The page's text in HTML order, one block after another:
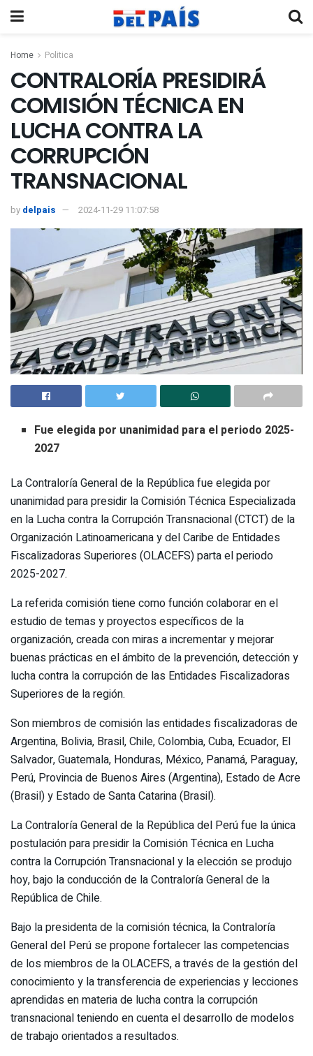
Home Politica
CONTRALORÍA PRESIDIRÁ
COMISIÓN TÉCNICA EN
LUCHA CONTRA LA
CORRUPCIÓN
TRANSNACIONAL
by delpais 2024-11-29 11:07:58
Fue elegida por unanimidad para el periodo 2025-
2027
La Contraloría General de la República fue elegida por
unanimidad para presidir la Comisión Técnica Especializada
en la Lucha contra la Corrupción Transnacional (CTCT) de la
Organización Latinoamericana y del Caribe de Entidades
Fiscalizadoras Superiores (OLACEFS) parta el periodo
2025-2027.
La referida comisión tiene como función colaborar en el
estudio de temas y proyectos específicos de la
organización, creada con miras a incrementar y mejorar
buenas prácticas en el ámbito de la prevención, detección y
lucha contra la corrupción de las Entidades Fiscalizadoras
Superiores de la región.
Son miembros de comisión las entidades fiscalizadoras de
Argentina, Bolivia, Brasil, Chile, Colombia, Cuba, Ecuador, El
Salvador, Guatemala, Honduras, México, Panamá, Paraguay,
Perú, Provincia de Buenos Aires (Argentina), Estado de Acre
(Brasil) y Estado de Santa Catarina (Brasil).
La Contraloría General de la República del Perú fue la única
postulación para presidir la Comisión Técnica en Lucha
contra la Corrupción Transnacional y la elección se produjo
hoy, bajo la conducción de la Contraloría General de la
República de Chile.
Bajo la presidenta de la comisión técnica, la Contraloría
General del Perú se propone fortalecer las competencias
de los miembros de la OLACEFS, a través de la gestión del
conocimiento y la transferencia de experiencias y lecciones
aprendidas en materia de lucha contra la corrupción
transnacional teniendo en cuenta el desarrollo de modelos
de trabajo orientados a resultados.